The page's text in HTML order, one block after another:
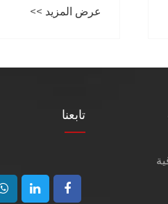
عرض المزيد >>
تابعنا